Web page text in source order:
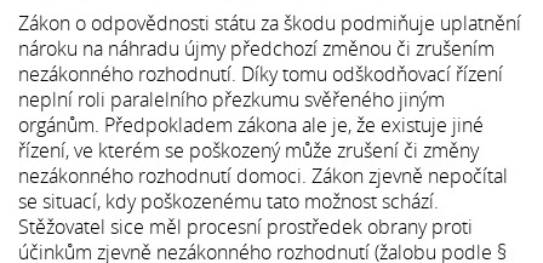
Zákon o odpovědnosti státu za škodu podmiňuje uplatnění
nároku na náhradu újmy předchozí změnou či zrušením
nezákonného rozhodnutí. Díky tomu odškodňovací řízení
neplní roli paralelního přezkumu svěřeného jiným
orgánům. Předpokladem zákona ale je, že existuje jiné
řízení, ve kterém se poškozený může zrušení či změny
nezákonného rozhodnutí domoci. Zákon zjevně nepočítal
se situací, kdy poškozenému tato možnost schází.
Stěžovatel sice měl procesní prostředek obrany proti
účinkům zjevně nezákonného rozhodnutí (žalobu podle §